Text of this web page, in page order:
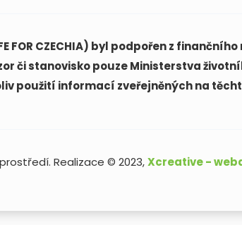
FOR CZECHIA) byl podpořen z
či stanovisko pouze Ministerstva
použití informací zveřejněných na
Realizace © 2023,Xcreative -